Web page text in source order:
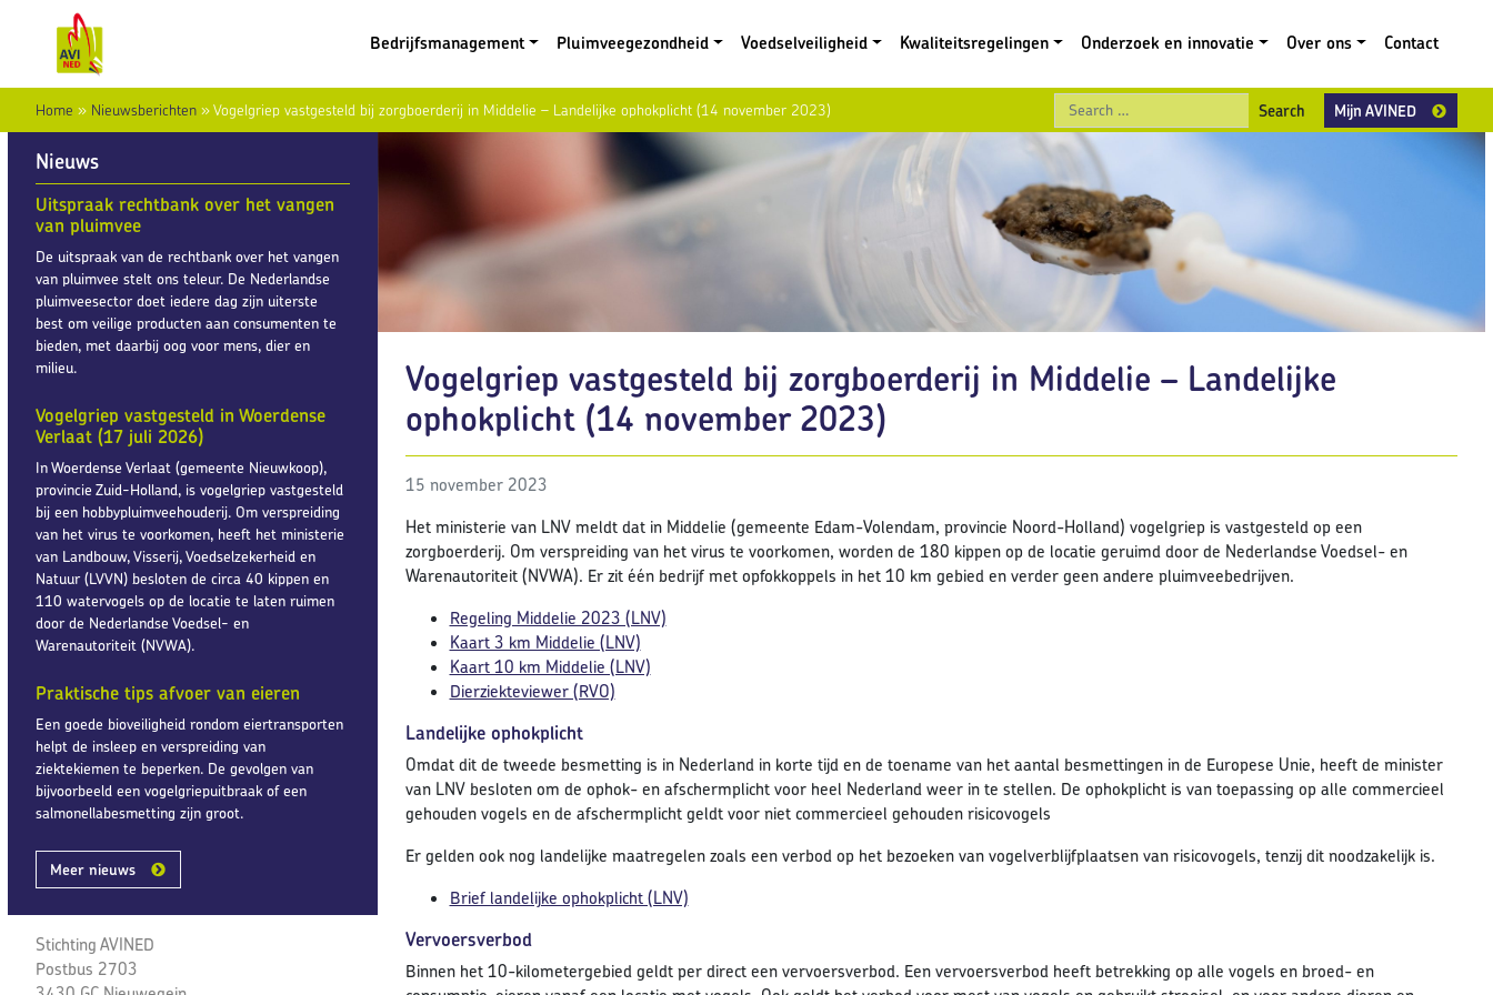
Bedrijfsmanagement
Pluimveegezondheid Voedselveiligheid Kwaliteitsregelingen Onderzoek en innovatie Over ons Contact
Home » Nieuwsberichten »Vogelgriep vastgesteld bij zorgboerderij in Middelie – Landelijke ophokplicht (14 november 2023) Search
Mijn AVINED
Nieuws
Uitspraak rechtbank over het vangen
van pluimvee
De uitspraak van de rechtbank over het vangen
van pluimvee stelt ons teleur. De Nederlandse
pluimveesector doet iedere dag zijn uiterste
best om veilige producten aan consumenten te
bieden, met daarbij oog voor mens, dier en
milieu.
Vogelgriep vastgesteld in Woerdense
Verlaat (17 juli 2026)
In Woerdense Verlaat (gemeente Nieuwkoop),
provincie Zuid-Holland, is vogelgriep vastgesteld
bij een hobbypluimveehouderij. Om verspreiding
van het virus te voorkomen, heeft het ministerie
van Landbouw, Visserij, Voedselzekerheid en
Natuur (LVVN) besloten de circa 40 kippen en
110 watervogels op de locatie te laten ruimen
door de Nederlandse Voedsel- en
Warenautoriteit (NVWA).
Praktische tips afvoer van eieren
Een goede bioveiligheid rondom eiertransporten
helpt de insleep en verspreiding van
ziektekiemen te beperken. De gevolgen van
bijvoorbeeld een vogelgriepuitbraak of een
salmonellabesmetting zijn groot.
Meer nieuws
Stichting AVINED
Postbus 2703
Vogelgriep vastgesteld bij zorgboerderij in Middelie – Landelijke
ophokplicht (14 november 2023)
15 november 2023
Het ministerie van LNV meldt dat in Middelie (gemeente Edam-Volendam, provincie Noord-Holland) vogelgriep is vastgesteld op een
zorgboerderij. Om verspreiding van het virus te voorkomen, worden de 180 kippen op de locatie geruimd door de Nederlandse Voedsel- en
Warenautoriteit (NVWA). Er zit één bedrijf met opfokkoppels in het 10 km gebied en verder geen andere pluimveebedrijven.
Regeling Middelie 2023 (LNV)
Kaart 3 km Middelie (LNV)
Kaart 10 km Middelie (LNV)
Dierziekteviewer (RVO)
Landelijke ophokplicht
Omdat dit de tweede besmetting is in Nederland in korte tijd en de toename van het aantal besmettingen in de Europese Unie, heeft de minister
van LNV besloten om de ophok- en afschermplicht voor heel Nederland weer in te stellen. De ophokplicht is van toepassing op alle commercieel
gehouden vogels en de afschermplicht geldt voor niet commercieel gehouden risicovogels
Er gelden ook nog landelijke maatregelen zoals een verbod op het bezoeken van vogelverblijfplaatsen van risicovogels, tenzij dit noodzakelijk is.
Brief landelijke ophokplicht (LNV)
Vervoersverbod
Binnen het 10-kilometergebied geldt per direct een vervoersverbod. Een vervoersverbod heeft betrekking op alle vogels en broed- en